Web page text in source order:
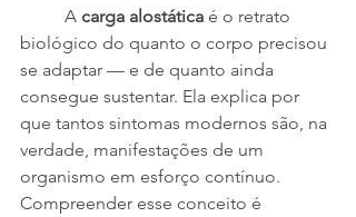
	A
carga alostática é o retrato
biológico do quanto o corpo precisou
se adaptar — e de quanto ainda
consegue sustentar. Ela explica por
que tantos sintomas modernos são, na
verdade, manifestações de um
organismo em esforço contínuo.
Compreender esse conceito é